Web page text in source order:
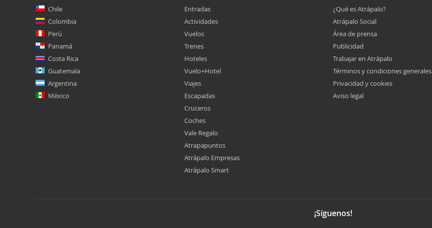
Chile
Colombia
Perú
Panamá
Costa Rica
Guatemala
Argentina
México
Entradas
Actividades
Vuelos
Trenes
Hoteles
Vuelo+Hotel
Viajes
Escapadas
Cruceros
Coches
Vale Regalo
Atrapapuntos
Atrápalo Empresas
Atrápalo Smart
¿Qué es Atrápalo?
Atrápalo Social
Área de prensa
Publicidad
Trabajar en Atrápalo
Términos y condiciones generales
Privacidad y cookies
Aviso legal
¡Síguenos!